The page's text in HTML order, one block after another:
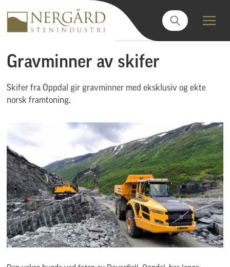
Gravminner av skifer
Skifer fra Oppdal gir gravminner med eksklusiv og ekte
norsk framtoning.